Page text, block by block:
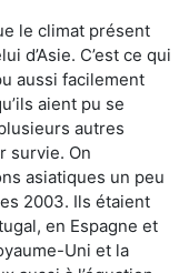
le climat présent
d’Asie. C’est ce qui
aussi facilement
aient pu se
autres
survie. On
asiatiques un peu
2003. Ils étaient
en Espagne et
Uni et la